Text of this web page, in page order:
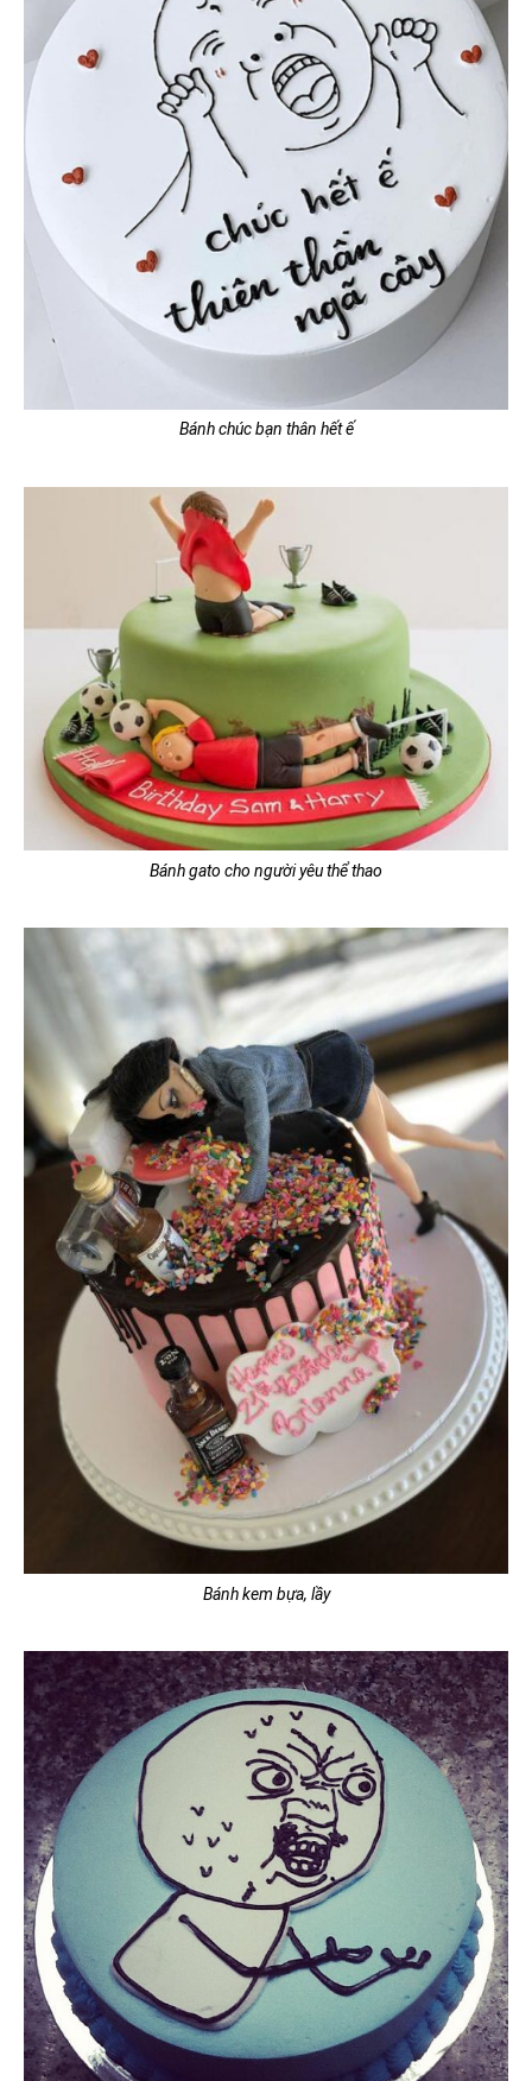
Bánh chúc bạn thân hết ế
Bánh gato cho người yêu thể thao
Bánh kem bựa, lầy